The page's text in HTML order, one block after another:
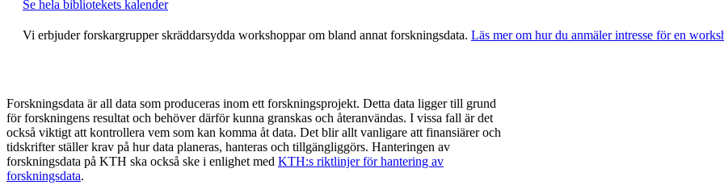
Se hela bibliotekets kalender
Vi erbjuder forskargrupper skräddarsydda workshoppar om bland annat forskningsdata. Läs mer om hur du anmäler intresse för en
Forskningsdata är all data som produceras inom ett forskningsprojekt. Detta data ligger till grund
för forskningens resultat och behöver därför kunna granskas och återanvändas. I vissa fall är det
också viktigt att kontrollera vem som kan komma åt data. Det blir allt vanligare att finansiärer och
tidskrifter ställer krav på hur data planeras, hanteras och tillgängliggörs. Hanteringen av
forskningsdata på KTH ska också ske i enlighet med KTH:s riktlinjer för hantering av
forskningsdata.